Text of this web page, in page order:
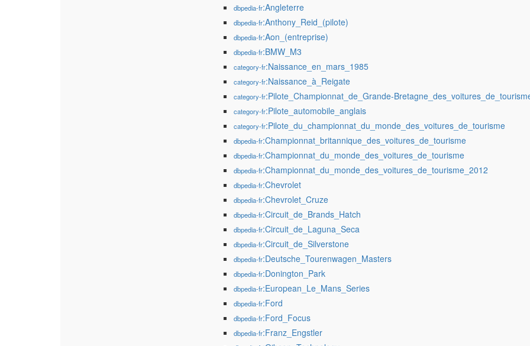
dbpedia-fr:Angleterre
dbpedia-fr:Anthony_Reid_(pilote)
dbpedia-fr:Aon_(entreprise)
dbpedia-fr:BMW_M3
category-fr:Naissance_en_mars_1985
category-fr:Naissance_à_Reigate
category-fr:Pilote_Championnat_de_Grande-
category-fr:Pilote_automobile_anglais
category-fr:Pilote_du_championnat_du_monde_des_voitures_de_tourisme
dbpedia-fr:Championnat_britannique_des_voitures_de_tourisme
dbpedia-fr:Championnat_du_monde_des_voitures_de_tourisme
dbpedia-fr:Championnat_du_monde_des_voitures_de_tourisme_2012
dbpedia-fr:Chevrolet
dbpedia-fr:Chevrolet_Cruze
dbpedia-fr:Circuit_de_Brands_Hatch
dbpedia-fr:Circuit_de_Laguna_Seca
dbpedia-fr:Circuit_de_Silverstone
dbpedia-fr:Deutsche_Tourenwagen_Masters
dbpedia-fr:Donington_Park
dbpedia-fr:European_Le_Mans_Series
dbpedia-fr:Ford
dbpedia-fr:Ford_Focus
dbpedia-fr:Franz_Engstler